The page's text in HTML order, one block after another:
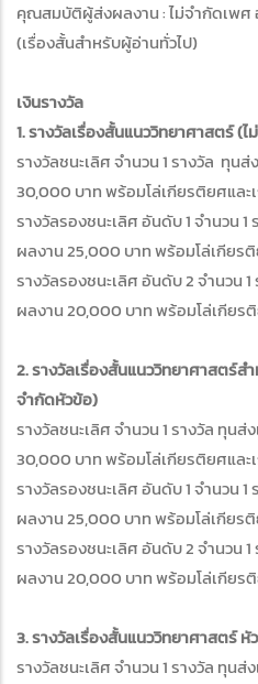
คุณสมบัติผู้ส่งผลงาน : ไม่จำกัดเพศ
(เรื่องสั้นสำหรับผู้อ่านทั่วไป)
เงินรางวัล
1. รางวัลเรื่องสั้นแนววิทยาศาสตร์ (
รางวัลชนะเลิศ จำนวน 1 รางวัล ทุน
30,000 บาท พร้อมโล่เกียรติยศและ
รางวัลรองชนะเลิศ อันดับ 1 จำนวน
ผลงาน 25,000 บาท พร้อมโล่เกียร
รางวัลรองชนะเลิศ อันดับ 2 จำนวน
ผลงาน 20,000 บาท พร้อมโล่เกียร
2. รางวัลเรื่องสั้นแนววิทยาศาสตร์ส
จำกัดหัวข้อ)
รางวัลชนะเลิศ จำนวน 1 รางวัล ทุน
30,000 บาท พร้อมโล่เกียรติยศและ
รางวัลรองชนะเลิศ อันดับ 1 จำนวน
ผลงาน 25,000 บาท พร้อมโล่เกียร
รางวัลรองชนะเลิศ อันดับ 2 จำนวน
ผลงาน 20,000 บาท พร้อมโล่เกียร
3. รางวัลเรื่องสั้นแนววิทยาศาสตร์
รางวัลชนะเลิศ จำนวน 1 รางวัล ทุน